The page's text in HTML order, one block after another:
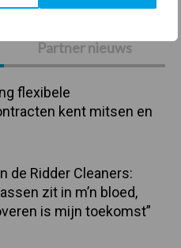
Partner nieuws
flexibele
kent mitsen en
de Ridder Cleaners:
zit in m’n bloed,
is mijn toekomst”